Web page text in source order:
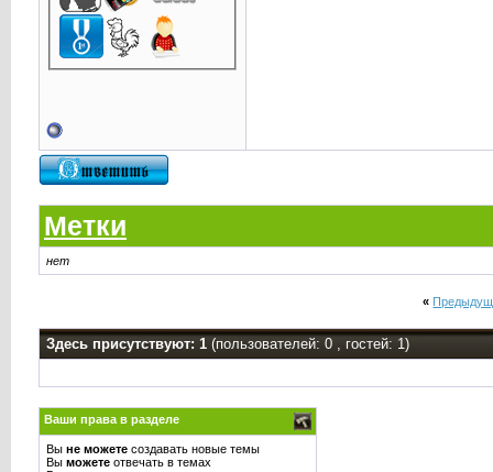
Метки
нет
«
Здесь присутствуют: 1 (пользователей: 0 , гостей: 1)
Ваши права в разделе
Вы не можетесоздавать новые темы
Вы можетеотвечать в темах